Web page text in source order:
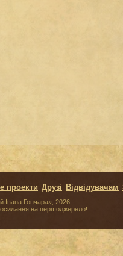
Івана Гончара», 2026
на першоджерело!
проекти Друзі Відвідувачам